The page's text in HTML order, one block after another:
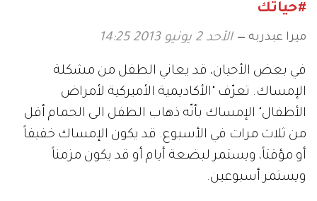
#حياتك
ميرا عبدربه الأحد 2 يونيو 2013 14:25
في بعض الأحيان، قد يعاني الطفل من مشكلة
الإمساك. تعرّف "الأكاديمية الأميركية لأمراض
الأطفال" الإمساك بأنّه ذهاب الطفل الى الحمام أقل
من ثلاث مرات في الأسبوع. قد يكون الإمساك خفيفاً
أو مؤقتاً، ويستمر لبضعة أيام أو قد يكون مزمناً
ويستمر أسبوعين.